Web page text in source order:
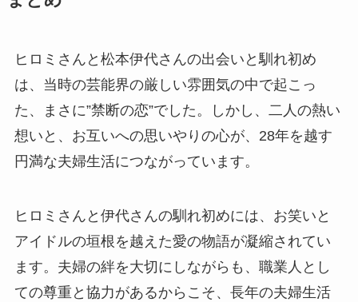
ヒロミさんと松本伊代さんの出会いと馴れ初め
は、当時の芸能界の厳しい雰囲気の中で起こっ
た、まさに”禁断の恋”でした。しかし、二人の熱い
想いと、お互いへの思いやりの心が、28年を越す
円満な夫婦生活につながっています。
ヒロミさんと伊代さんの馴れ初めには、お笑いと
アイドルの垣根を越えた愛の物語が凝縮されてい
ます。夫婦の絆を大切にしながらも、職業人とし
ての尊重と協力があるからこそ、長年の夫婦生活